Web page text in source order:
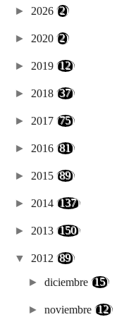
► 2026 (2)
► 2020 (2)
► 2019 (12)
► 2018 (37)
► 2017 (75)
► 2016 (81)
► 2015 (89)
► 2014 (137)
► 2013 (150)
▼ 2012 (89)
►diciembre (15)
►noviembre (12)